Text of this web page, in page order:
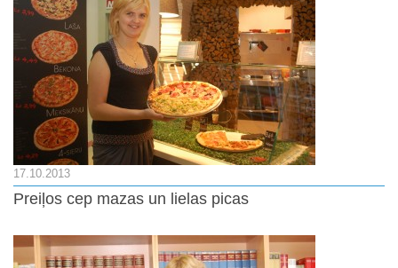
17.10.2013
Preiļos cep mazas un lielas picas